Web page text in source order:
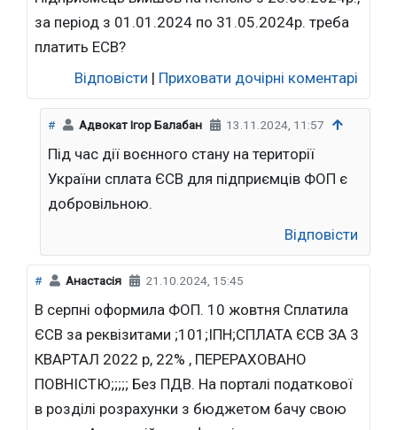
за період з 01.01.2024 по 31.05.2024р. треба
платить ЕСВ?
Відповісти | Приховати дочірні коментарі
# Адвокат Ігор Балабан 13.11.2024, 11:57
Під час дії воєнного стану на території
України сплата ЄСВ для підприємців ФОП є
добровільною.
Відповісти
# Анастасія 21.10.2024, 15:45
В серпні оформила ФОП. 10 жовтня Сплатила
ЄСВ за реквізитами ;101;ІПН;СПЛАТА ЄСВ ЗА 3
КВАРТАЛ 2022 р, 22% , ПЕРЕРАХОВАНО
ПОВНІСТЮ;;;;; Без ПДВ. На порталі податкової
в розділі розрахунки з бюджетом бачу свою